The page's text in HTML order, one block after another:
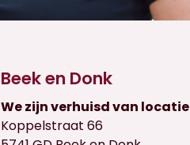
Beek en Donk
We zijn verhuisd van locatie
Koppelstraat 66